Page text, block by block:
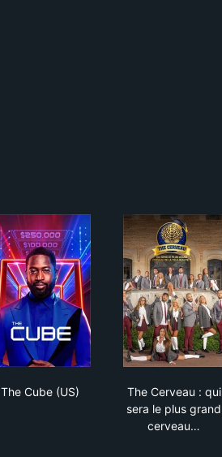
The Cube (US)
The Cerveau : qui
sera le plus grand
cerveau…